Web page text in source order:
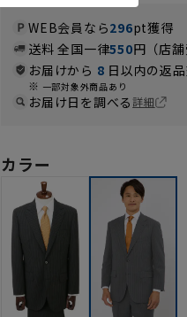
WEB会員なら296pt獲得
送料 全国一律550円（店
お届けから 8 日以内の返
一部対象外商品あり
お届け日を調べる詳細
カラー